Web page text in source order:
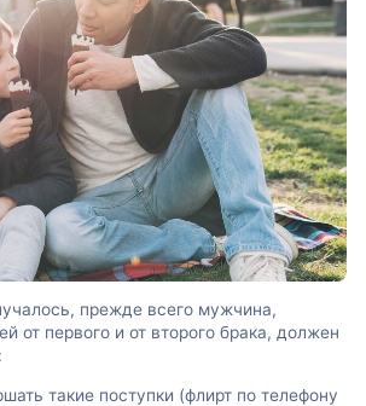
прежде всего мужчина,
от первого и от второго брака, должен
такие поступки (флирт по телефону